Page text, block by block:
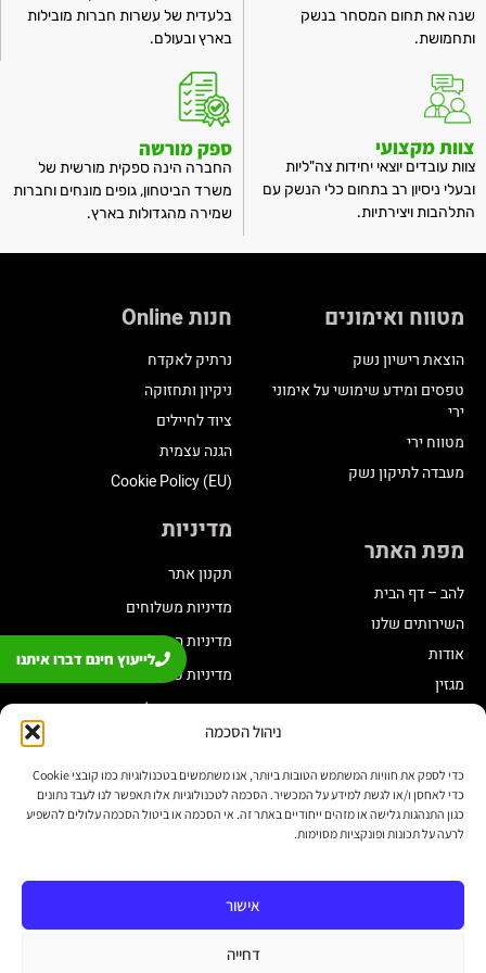
ניהול הסכמה
כדי לספק את חוויות המשתמש הטובות ביותר, אנו משתמשים בטכנולוגיות כמו קובצי Cookie
כדי לאחסן ו/או לגשת למידע על המכשיר. הסכמה לטכנולוגיות אלו תאפשר לנו לעבד נתונים
כגון התנהגות גלישה או מזהים ייחודיים באתר זה. אי הסכמה או ביטול הסכמה עלולים להשפיע
לרעה על תכונות ופונקציות מסוימות.
אישור
דחייה
שנה את תחום המסחר בנשק
ותחמושת.
בלעדית של עשרות חברות מובילות
בארץ ובעולם.
צוות מקצועי
צוות עובדים יוצאי יחידות צה"ליות
ובעלי ניסיון רב בתחום כלי הנשק עם
התלהבות ויצירתיות.
ספק מורשה
החברה הינה ספקית מורשית של
משרד הביטחון, גופים מונחים וחברות
שמירה מהגדולות בארץ.
מטווח ואימונים
הוצאת רישיון נשק
טפסים ומידע שימושי על אימוני
ירי
מטווח ירי
מעבדה לתיקון נשק
חנות Online
נרתיק לאקדח
ניקיון ותחזוקה
ציוד לחיילים
הגנה עצמית
Cookie Policy (EU)
מפת האתר
להב – דף הבית
השירותים שלנו
אודות
מגזין
מדיניות
תקנון אתר
מדיניות משלוחים
מדיניות החזרת מוצרים
מדיניות פרטיות
תקנון מועדון לקוחות
הצהרת נגישות
שינוי בתכנית צבירה
יצירת קשר
פניות בנושא אונליין:
לייעוץ חינם דברו איתנו